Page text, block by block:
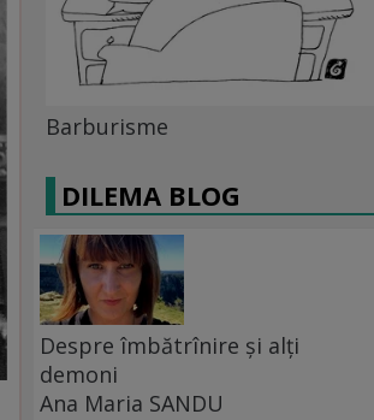
Barburisme
DILEMA BLOG
Despre îmbătrînire și alți
demoni
Ana Maria SANDU